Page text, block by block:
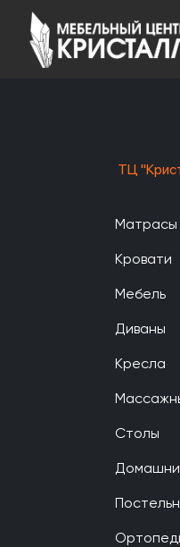
ТЦ
Матрасы
Кровати
Мебель
Диваны
Кресла
Столы